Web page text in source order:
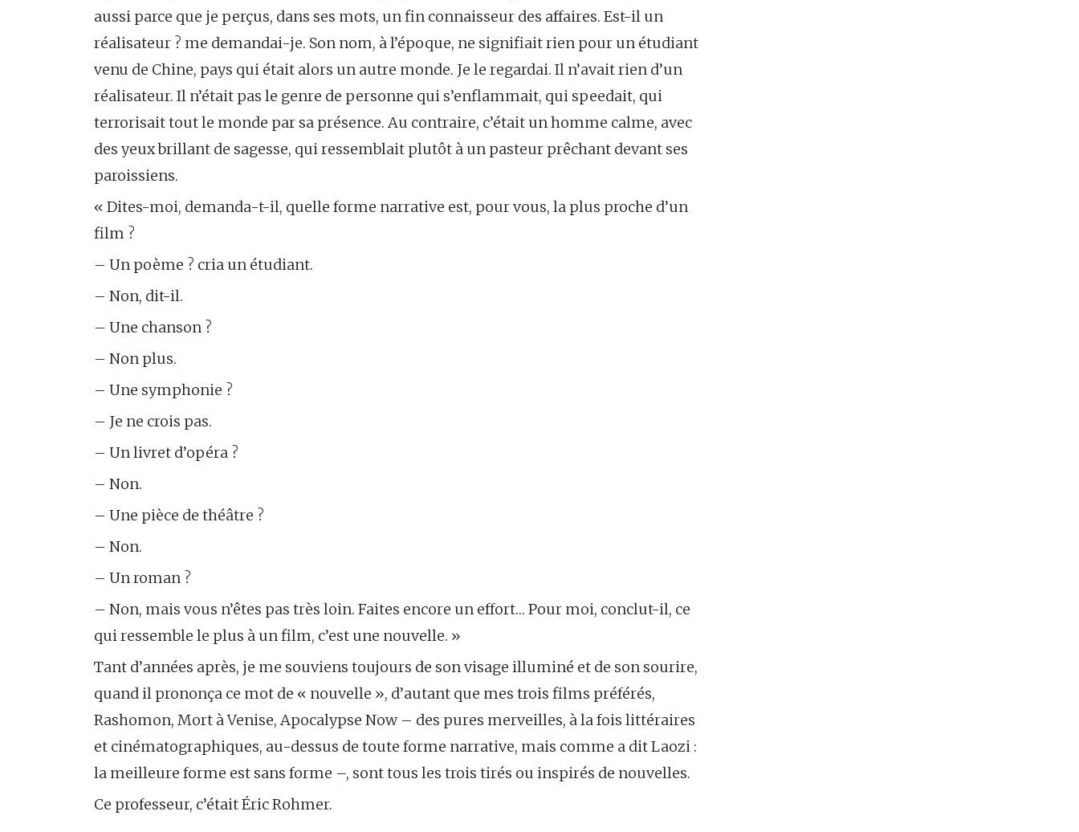
aussi parce que je perçus, dans ses mots, un fin connaisseur des affaires. Est-il un
réalisateur ? me demandai-je. Son nom, à l’époque, ne signifiait rien pour un étudiant
venu de Chine, pays qui était alors un autre monde. Je le regardai. Il n’avait rien d’un
réalisateur. Il n’était pas le genre de personne qui s’enflammait, qui speedait, qui
terrorisait tout le monde par sa présence. Au contraire, c’était un homme calme, avec
des yeux brillant de sagesse, qui ressemblait plutôt à un pasteur prêchant devant ses
paroissiens.
« Dites-moi, demanda-t-il, quelle forme narrative est, pour vous, la plus proche d’un
film ?
– Un poème ? cria un étudiant.
– Non, dit-il.
– Une chanson ?
– Non plus.
– Une symphonie ?
– Je ne crois pas.
– Un livret d’opéra ?
– Non.
– Une pièce de théâtre ?
– Non.
– Un roman ?
– Non, mais vous n’êtes pas très loin. Faites encore un effort… Pour moi, conclut-il, ce
qui ressemble le plus à un film, c’est une nouvelle. »
Tant d’années après, je me souviens toujours de son visage illuminé et de son sourire,
quand il prononça ce mot de « nouvelle », d’autant que mes trois films préférés,
Rashomon, Mort à Venise, Apocalypse Now – des pures merveilles, à la fois littéraires
et cinématographiques, au-dessus de toute forme narrative, mais comme a dit Laozi :
la meilleure forme est sans forme –, sont tous les trois tirés ou inspirés de nouvelles.
Ce professeur, c’était Éric Rohmer.